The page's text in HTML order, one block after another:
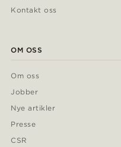
Kontakt oss
OM OSS
Om oss
Jobber
Nye artikler
Presse
CSR